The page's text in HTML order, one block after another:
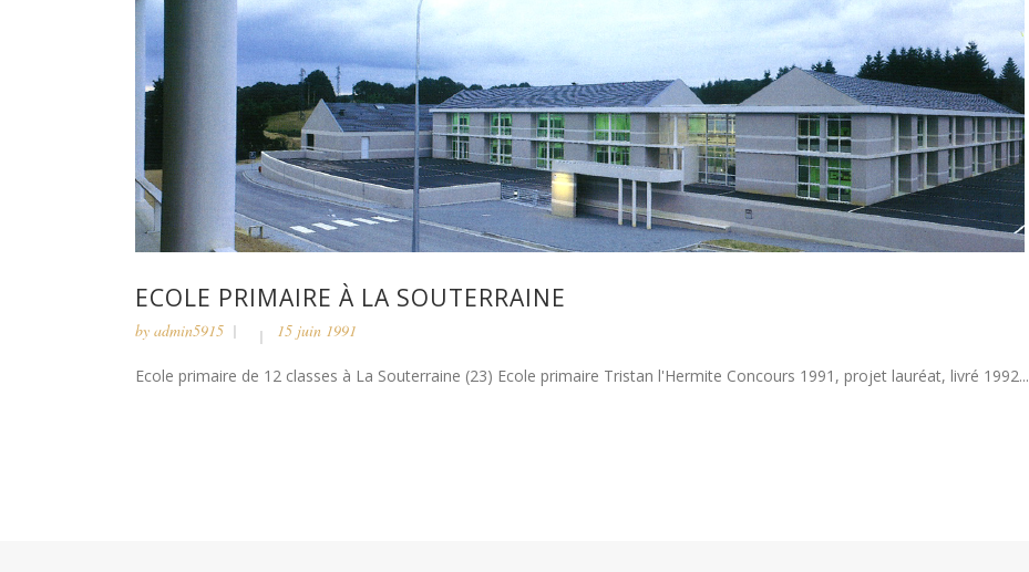
ECOLE PRIMAIRE À LA SOUTERRAINE
by admin5915 15 juin 1991
Ecole primaire de 12 classes à La Souterraine (23) Ecole primaire Tristan l'Hermite Concours 1991, projet lauréat, livré 1992...